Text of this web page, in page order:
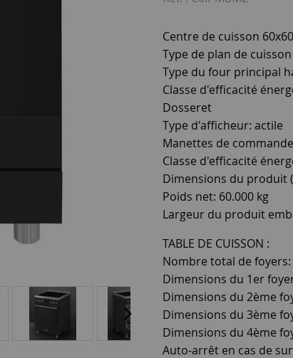
Centre de cuisson
Type de plan de
Type du four principal
Classe d'efficacité
Dosseret
Type d'afficheur: actile
Manettes de
Classe d'efficacité
Dimensions du produit
Poids net: 60.000 kg
Largeur du produit
TABLE DE CUISSON :
Nombre total de foyers:
Dimensions du 1er
Dimensions du 2ème
Dimensions du 3ème
Dimensions du 4ème
Auto-arrêt en cas de